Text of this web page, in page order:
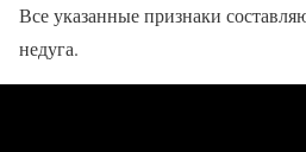
Все указанные признаки
недуга.